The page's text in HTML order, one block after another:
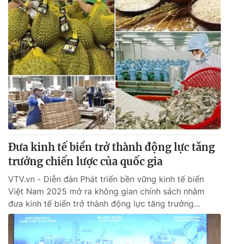
Đưa kinh tế biển trở thành động lực tăng
trưởng chiến lược của quốc gia
VTV.vn - Diễn đàn Phát triển bền vững kinh tế biển
Việt Nam 2025 mở ra không gian chính sách nhằm
đưa kinh tế biển trở thành động lực tăng trưởng...